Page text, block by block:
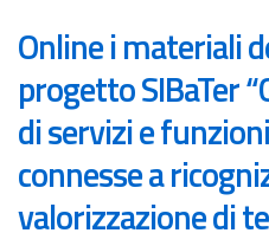
Online i materiali
progetto SIBaTer
di servizi e
connesse a
valorizzazione di